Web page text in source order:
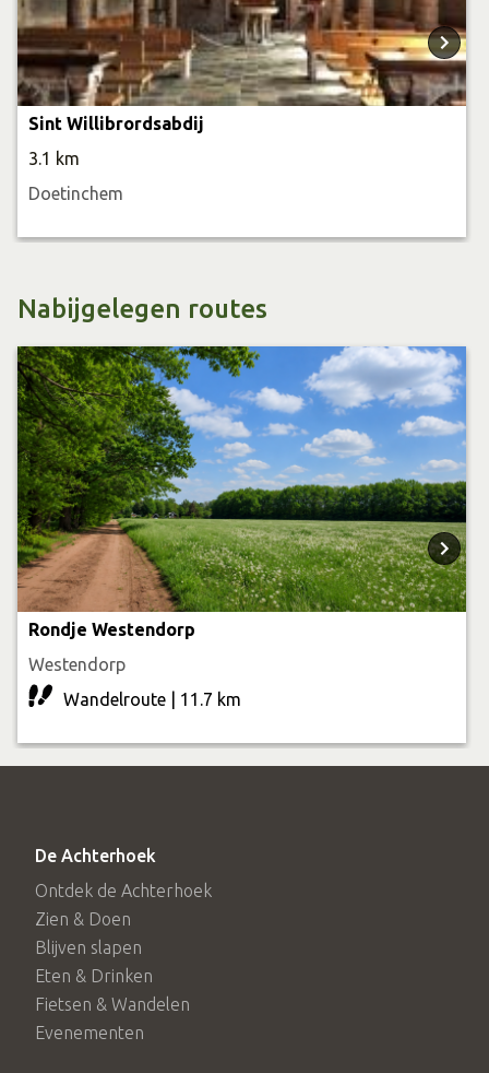
Sint Willibrordsabdij
3.1 km
Doetinchem
Nabijgelegen routes
Rondje Westendorp
Westendorp
Wandelroute | 11.7 km
De Achterhoek
Ontdek de Achterhoek
Zien & Doen
Blijven slapen
Eten & Drinken
Fietsen & Wandelen
Evenementen